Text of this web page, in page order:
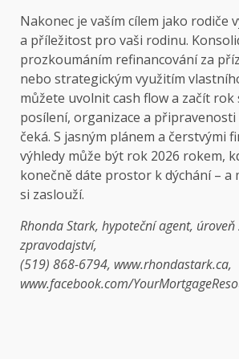
Nakonec je vaším cílem jako rodiče
a příležitost pro vaši rodinu.
prozkoumáním refinancování za
nebo strategickým využitím
můžete uvolnit cash flow a začít rok
posílení, organizace a připravenosti
čeká. S jasným plánem a čerstvými
výhledy může být rok 2026 rokem,
konečně dáte prostor k dýchání – a
si zaslouží.
Rhonda Stark, hypoteční agent,
zpravodajství,
(519) 868-6794, www.rhondastark.ca,
www.facebook.com/